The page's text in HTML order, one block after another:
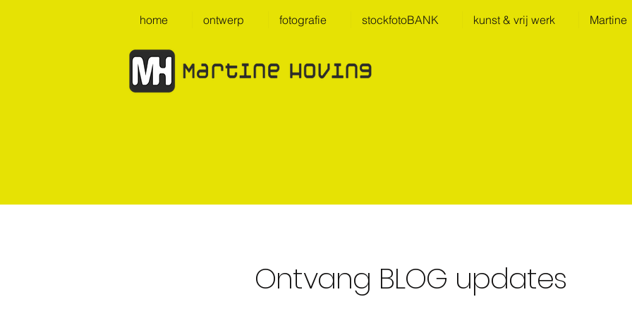
home ontwerp fotografie stockfotoBANK kunst & vrij werk Martine
Ontvang BLOG updates